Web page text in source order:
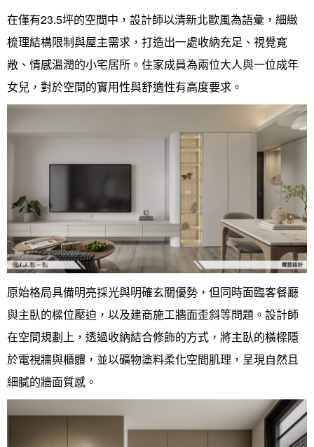
在僅有23.5坪的空間中，設計師以清新北歐風為語彙，細緻
梳理結構限制與屋主需求，打造出一處收納充足、視覺寬
敞、情感溫潤的小宅居所。住家成員為兩位大人與一位成年
女兒，對於空間的實用性與舒適性有高度要求。
原始格局具備明亮採光與明確玄關優勢，但同時面臨客餐廳
與主臥的樑位壓迫，以及建商施工牆面歪斜等問題。設計師
在空間規劃上，透過收納結合修飾的方式，將主臥的橫樑隱
於電視牆與櫃體，並以礦物塗料柔化空間肌理，呈現自然且
細膩的牆面質感。
裝潢進階計算機
裝潢圖紙免費健檢
商業空間
辦公室
小坪數
21~30坪
51坪以上
風格
現代
休閒
北歐
工業
奢華
日式
中式
美式
預算
151萬~250萬
251萬以上
台北市
新北市
台中
台南 高雄
360環景體驗
你家我家 Podcast
房屋仲介方案
室內設計師方案
傢俱建材商方案
裝潢輕鬆點
2房2聽 - 基本版
2房2廳 - 精裝版
3房2廳 - 精裝版
系統櫃
綠建材
老屋翻新
主題精選
設計知識+
設計私房話
全站搜尋
線上賞屋
台北市
新北市
基隆市